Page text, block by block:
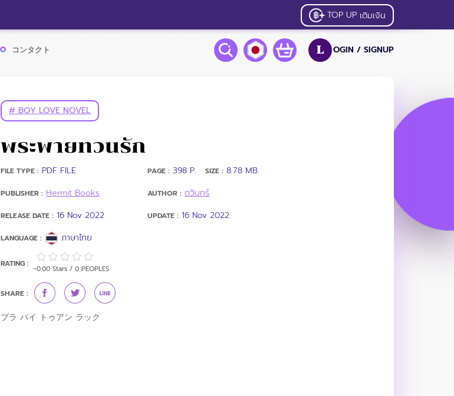
TOP UP เติมเงิน
L OGIN / SIGNUP
コンタクト
# BOY LOVE NOVEL
พระพายทวนรัก
FILE TYPE : PDF FILE
PUBLISHER : Hermit Books
RELEASE DATE : 16 Nov 2022
LANGUAGE : ภาษาไทย
PAGE : 398 P. SIZE : 8.78 MB.
AUTHOR : ดวินทร์
UPDATE : 16 Nov 2022
RATING :
~0.00 Stars / 0 PEOPLES
SHARE :
プラ パイ トゥアン ラック